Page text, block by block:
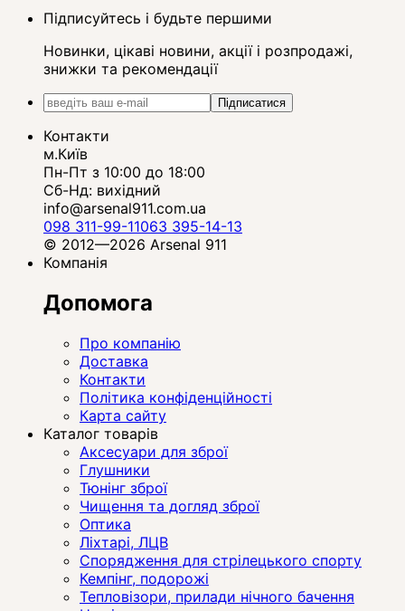
Підписуйтесь і будьте першими
Новинки, цікаві новини, акції і розпродажі,
знижки та рекомендації
Підписатися
Контакти
м.Київ
Пн-Пт з 10:00 до 18:00
Сб-Нд: вихідний
info@arsenal911.com.ua
098 311-99-11063 395-14-13
© 2012—2026 Arsenal 911
Компанія
Допомога
Про компанію
Доставка
Контакти
Політика конфіденційності
Карта сайту
Каталог товарів
Аксесуари для зброї
Глушники
Тюнінг зброї
Чищення та догляд зброї
Оптика
Ліхтарі, ЛЦВ
Спорядження для стрілецького спорту
Кемпінг, подорожі
Тепловізори, прилади нічного бачення